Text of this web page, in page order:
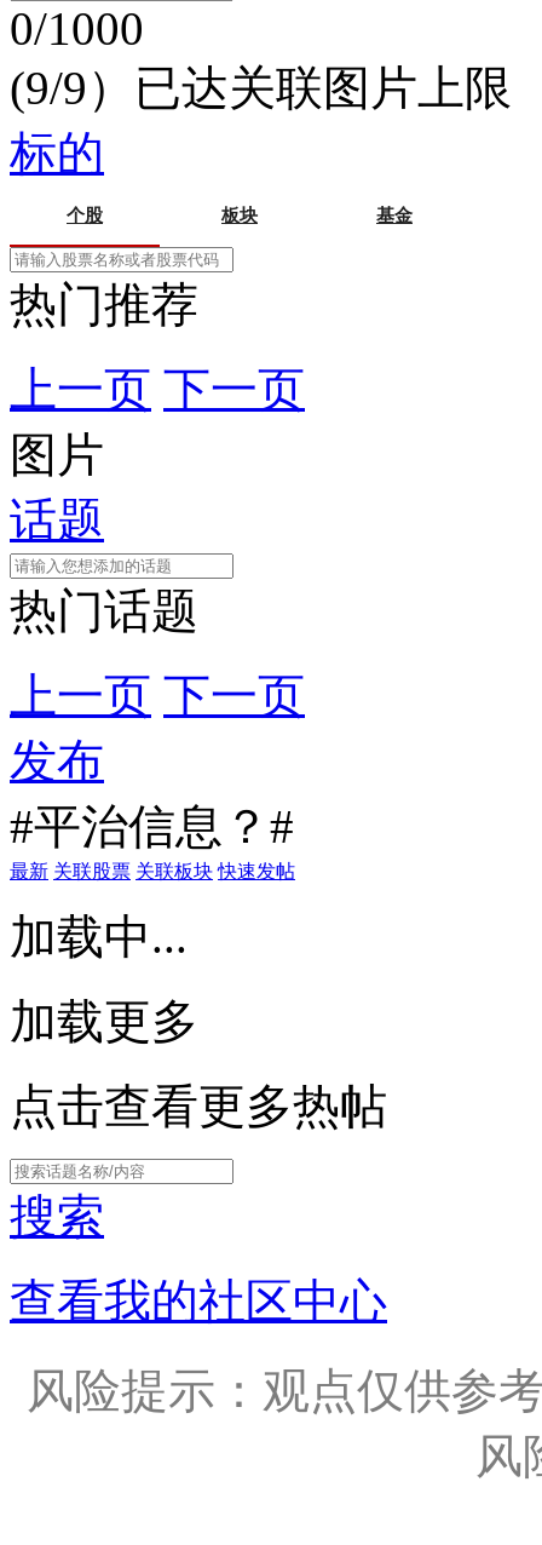
0/1000
(9/9）已达关联图片上限
标的
个股 板块 基金
热门推荐
上一页 下一页
图片
话题
热门话题
上一页 下一页
发布
#平治信息？#
最新 关联股票 关联板块 快速发帖
加载中...
加载更多
点击查看更多热帖
搜索
查看我的社区中心
风险提示：观点仅供参
风